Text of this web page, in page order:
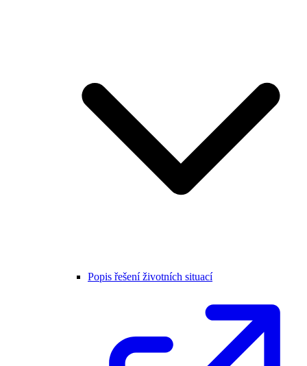
Popis řešení životních situací